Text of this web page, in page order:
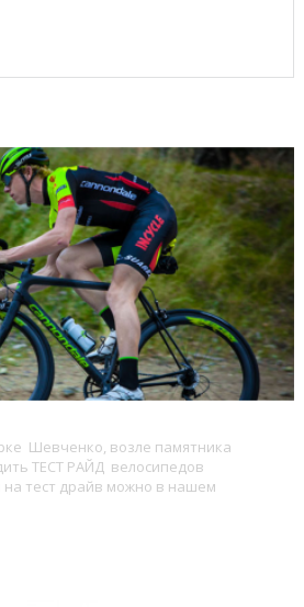
Шевченко, возле памятника
ТЕСТ РАЙД велосипедов
на тест драйв можно в нашем